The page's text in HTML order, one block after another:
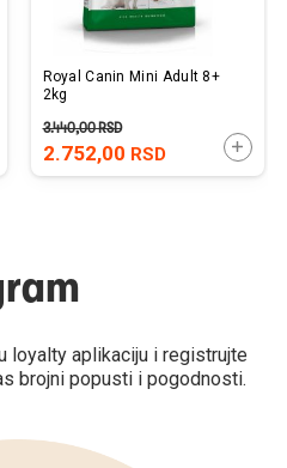
U KORPU
Royal Canin Mini Adult 8+
2kg
2.752,00 RSD
3.440,00RSD
loyalty aplikaciju i registrujte
brojni popusti i pogodnosti.